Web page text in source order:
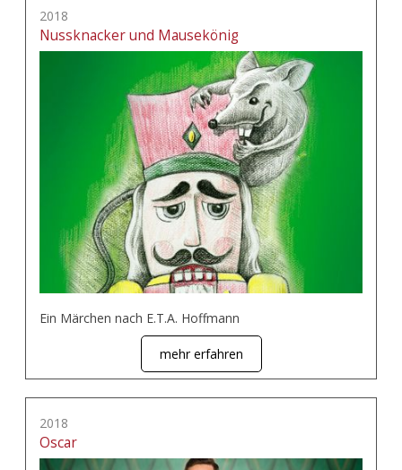
2018
Nussknacker und Mausekönig
Ein Märchen nach E.T.A. Hoffmann
mehr erfahren
2018
Oscar